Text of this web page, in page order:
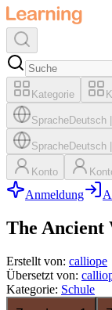
Kategorie
SpracheDeutsch
SpracheDeutsch
Konto
Anmeldung
The Ancient
Erstellt von: calliope
Übersetzt von:
Kategorie: Schule